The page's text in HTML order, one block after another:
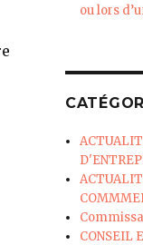
ou lors
CONSEIL